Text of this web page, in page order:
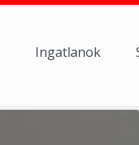
Ingatlanok